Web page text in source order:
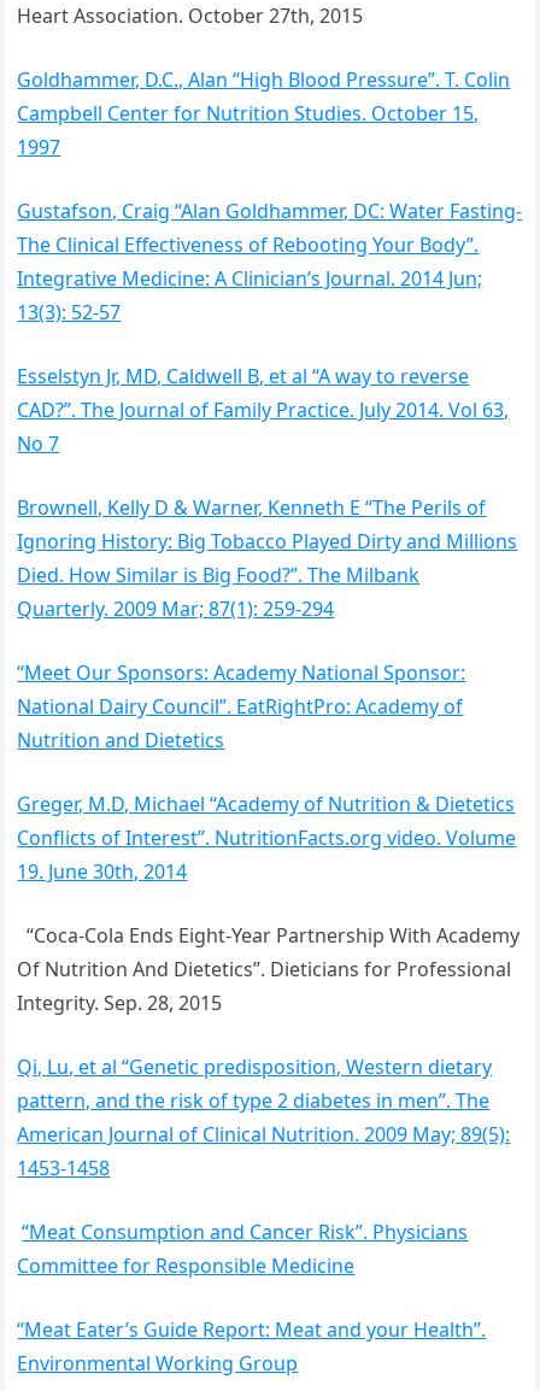
Heart Association. October 27th, 2015
Goldhammer, D.C., Alan “High Blood Pressure”. T. Colin
Campbell Center for Nutrition Studies. October 15,
1997
Gustafson, Craig “Alan Goldhammer, DC: Water Fasting-
The Clinical Effectiveness of Rebooting Your Body”.
Integrative Medicine: A Clinician’s Journal. 2014 Jun;
13(3): 52-57
Esselstyn Jr, MD, Caldwell B, et al “A way to reverse
CAD?”. The Journal of Family Practice. July 2014. Vol 63,
No 7
Brownell, Kelly D & Warner, Kenneth E “The Perils of
Ignoring History: Big Tobacco Played Dirty and Millions
Died. How Similar is Big Food?”. The Milbank
Quarterly. 2009 Mar; 87(1): 259-294
“Meet Our Sponsors: Academy National Sponsor:
National Dairy Council”. EatRightPro: Academy of
Nutrition and Dietetics
Greger, M.D, Michael “Academy of Nutrition & Dietetics
Conflicts of Interest”. NutritionFacts.org video. Volume
19. June 30th, 2014
“Coca-Cola Ends Eight-Year Partnership With Academy
Of Nutrition And Dietetics”. Dieticians for Professional
Integrity. Sep. 28, 2015
Qi, Lu, et al “Genetic predisposition, Western dietary
pattern, and the risk of type 2 diabetes in men”. The
American Journal of Clinical Nutrition. 2009 May; 89(5):
1453-1458
“Meat Consumption and Cancer Risk”. Physicians
Committee for Responsible Medicine
“Meat Eater’s Guide Report: Meat and your Health”.
Environmental Working Group